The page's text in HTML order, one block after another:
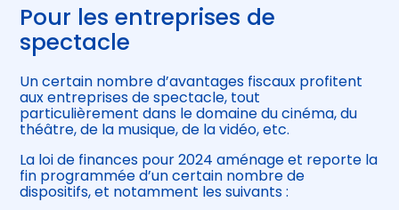
Pour les entreprises de
spectacle
Un certain nombre d’avantages fiscaux profitent
aux entreprises de spectacle, tout
particulièrement dans le domaine du cinéma, du
théâtre, de la musique, de la vidéo, etc.
La loi de finances pour 2024 aménage et reporte la
fin programmée d’un certain nombre de
dispositifs, et notamment les suivants :